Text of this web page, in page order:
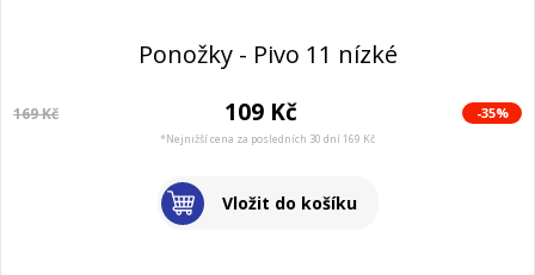
Ponožky - Pivo 11 nízké
169 Kč 109 Kč -35%
*Nejnižší cena za posledních 30 dní 169 Kč
Vložit do košíku